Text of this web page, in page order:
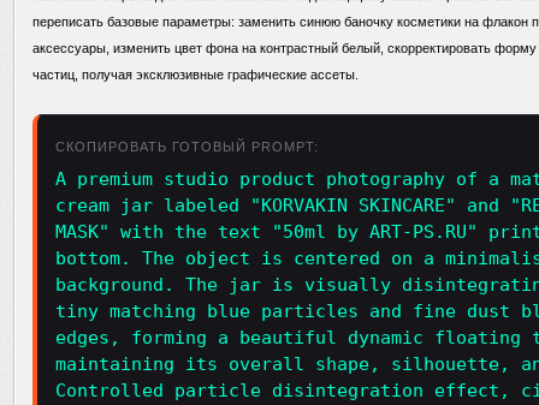
переписать базовые параметры: заменить синюю баночку косметики на
аксессуары, изменить цвет фона на контрастный белый, скорректировать
частиц, получая эксклюзивные графические ассеты.
СКОПИРОВАТЬ ГОТОВЫЙ PROMPT:
A premium studio product photography of a
cream jar labeled "KORVAKIN SKINCARE" and
MASK" with the text "50ml by ART-PS.RU"
bottom. The object is centered on a
background. The jar is visually
tiny matching blue particles and fine dust
edges, forming a beautiful dynamic
maintaining its overall shape, silhouette,
Controlled particle disintegration effect,